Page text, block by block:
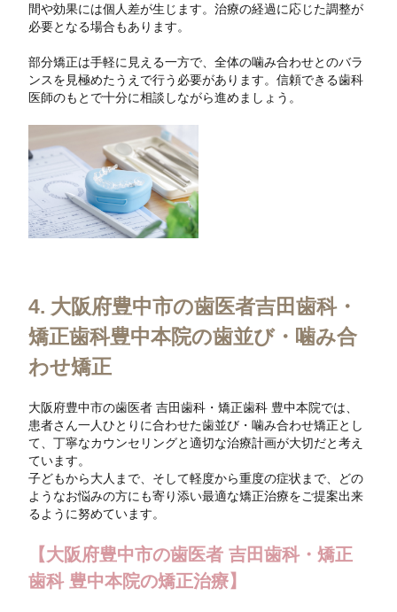
間や効果には個人差が生じます。治療の経過に応じた調整が
必要となる場合もあります。
部分矯正は手軽に見える一方で、全体の噛み合わせとのバラ
ンスを見極めたうえで行う必要があります。信頼できる歯科
医師のもとで十分に相談しながら進めましょう。
4. 大阪府豊中市の歯医者吉田歯科・
矯正歯科豊中本院の歯並び・噛み合
わせ矯正
大阪府豊中市の歯医者 吉田歯科・矯正歯科 豊中本院では、
患者さん一人ひとりに合わせた歯並び・噛み合わせ矯正とし
て、丁寧なカウンセリングと適切な治療計画が大切だと考え
ています。
子どもから大人まで、そして軽度から重度の症状まで、どの
ようなお悩みの方にも寄り添い最適な矯正治療をご提案出来
るように努めています。
【大阪府豊中市の歯医者 吉田歯科・矯正
歯科 豊中本院の矯正治療】